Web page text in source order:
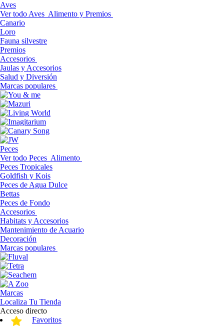
Aves
Ver todo Aves Alimento y Premios
Canario
Loro
Fauna silvestre
Premios
Accesorios
Jaulas y Accesorios
Salud y Diversión
Marcas populares
Peces
Ver todo Peces Alimento
Peces Tropicales
Goldfish y Kois
Peces de Agua Dulce
Bettas
Peces de Fondo
Accesorios
Habitats y Accesorios
Mantenimiento de Acuario
Decoración
Marcas populares
Marcas
Localiza Tu Tienda
Acceso directo
Favoritos